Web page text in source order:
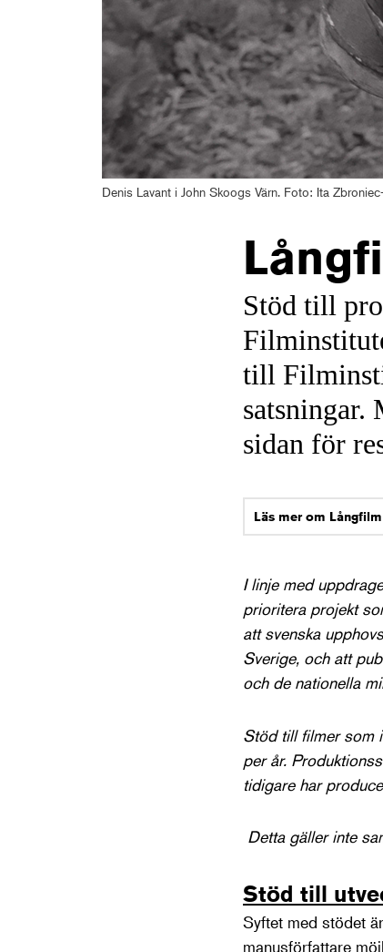
Denis Lavant i John Skoogs Värn. Foto: Ita
Stöd till
till
satsningar.
sidan för
Byt
sida
Sida
OK
I linje med
prioritera projekt
att svenska
Sverige, och att
och de nationella
Stöd till filmer som
per år.
tidigare har
Detta gäller inte
Stöd till
Syftet med stödet
manusförfattare